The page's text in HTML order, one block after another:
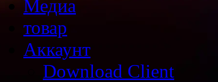
Медиа
товар
Аккаунт
Download Client